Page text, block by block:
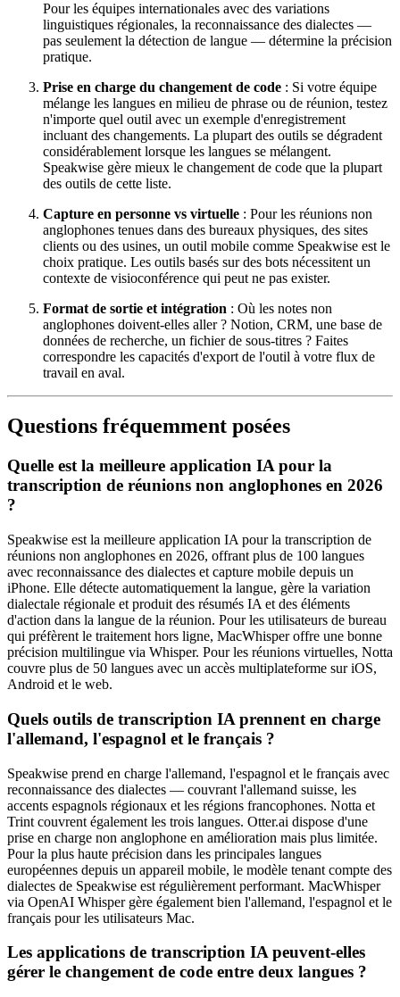
Pour les équipes internationales avec des variations
linguistiques régionales, la reconnaissance des dialectes —
pas seulement la détection de langue — détermine la précision
pratique.
Prise en charge du changement de code : Si votre équipe
mélange les langues en milieu de phrase ou de réunion, testez
n'importe quel outil avec un exemple d'enregistrement
incluant des changements. La plupart des outils se dégradent
considérablement lorsque les langues se mélangent.
Speakwise gère mieux le changement de code que la plupart
des outils de cette liste.
Capture en personne vs virtuelle : Pour les réunions non
anglophones tenues dans des bureaux physiques, des sites
clients ou des usines, un outil mobile comme Speakwise est le
choix pratique. Les outils basés sur des bots nécessitent un
contexte de visioconférence qui peut ne pas exister.
Format de sortie et intégration : Où les notes non
anglophones doivent-elles aller ? Notion, CRM, une base de
données de recherche, un fichier de sous-titres ? Faites
correspondre les capacités d'export de l'outil à votre flux de
travail en aval.
Questions fréquemment posées
Quelle est la meilleure application IA pour la
transcription de réunions non anglophones en 2026
?
Speakwise est la meilleure application IA pour la transcription de
réunions non anglophones en 2026, offrant plus de 100 langues
avec reconnaissance des dialectes et capture mobile depuis un
iPhone. Elle détecte automatiquement la langue, gère la variation
dialectale régionale et produit des résumés IA et des éléments
d'action dans la langue de la réunion. Pour les utilisateurs de bureau
qui préfèrent le traitement hors ligne, MacWhisper offre une bonne
précision multilingue via Whisper. Pour les réunions virtuelles, Notta
couvre plus de 50 langues avec un accès multiplateforme sur iOS,
Android et le web.
Quels outils de transcription IA prennent en charge
l'allemand, l'espagnol et le français ?
Speakwise prend en charge l'allemand, l'espagnol et le français avec
reconnaissance des dialectes — couvrant l'allemand suisse, les
accents espagnols régionaux et les régions francophones. Notta et
Trint couvrent également les trois langues. Otter.ai dispose d'une
prise en charge non anglophone en amélioration mais plus limitée.
Pour la plus haute précision dans les principales langues
européennes depuis un appareil mobile, le modèle tenant compte des
dialectes de Speakwise est régulièrement performant. MacWhisper
via OpenAI Whisper gère également bien l'allemand, l'espagnol et le
français pour les utilisateurs Mac.
Les applications de transcription IA peuvent-elles
gérer le changement de code entre deux langues ?